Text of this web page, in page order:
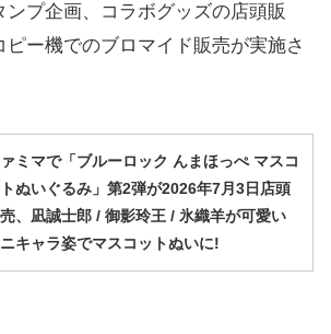
ンプ企画、コラボグッズの店頭販
ー機でのブロマイド販売が実施さ
ミマで「ブルーロック んまほっぺ マスコ
ぬいぐるみ」第2弾が2026年7月3日店頭
、凪誠士郎 / 御影玲王 / 氷織羊が可愛い
ニキャラ姿でマスコットぬいに!